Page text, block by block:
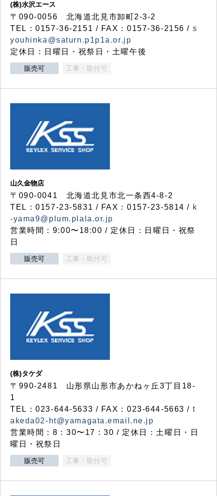
(株)水沢エース
〒090-0056 北海道北見市卸町2-3-2
TEL：0157-36-2151 / FAX：0157-36-2156 / s
youhinka@saturn.p1p1a.or.jp
定休日：日曜日・祝祭日・土曜午後
販売可 工事・取付可
山久金物店
〒090-0041 北海道北見市北一条西4-8-2
TEL：0157-23-5831 / FAX：0157-23-5814 / k
-yama9@plum.plala.or.jp
営業時間：9:00〜18:00 / 定休日：日曜日・祝祭
日
販売可 工事・取付可
(株)タケダ
〒990-2481 山形県山形市あかねヶ丘3丁目18-
1
TEL：023-644-5633 / FAX：023-644-5663 / t
akeda02-ht@yamagata.email.ne.jp
営業時間：8：30〜17：30 / 定休日：土曜日・日
曜日・祝祭日
販売可 工事・取付可